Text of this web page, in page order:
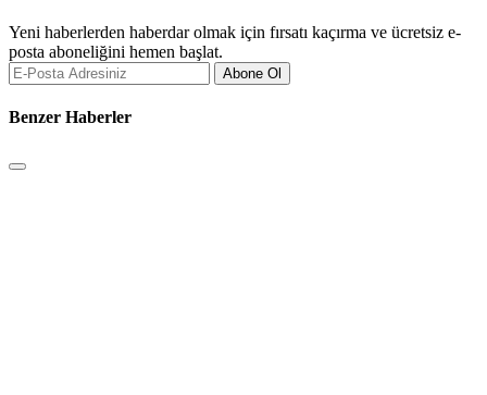
Yeni haberlerden haberdar olmak için fırsatı kaçırma ve ücretsiz e-
posta aboneliğini hemen başlat.
Abone Ol
Benzer Haberler